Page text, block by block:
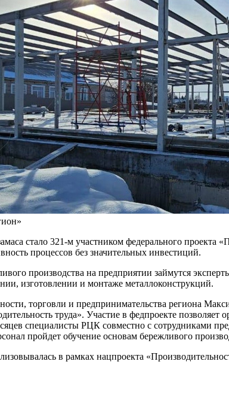
стало 321-м участником федерального проекта
процессов без значительных инвестиций.
производства на предприятии займутся
изготовлении и монтаже металлоконструкций.
торговли и предпринимательства региона
труда». Участие в федпроекте
специалисты РЦК совместно с сотрудниками
пройдет обучение основам бережливого
в рамках нацпроекта